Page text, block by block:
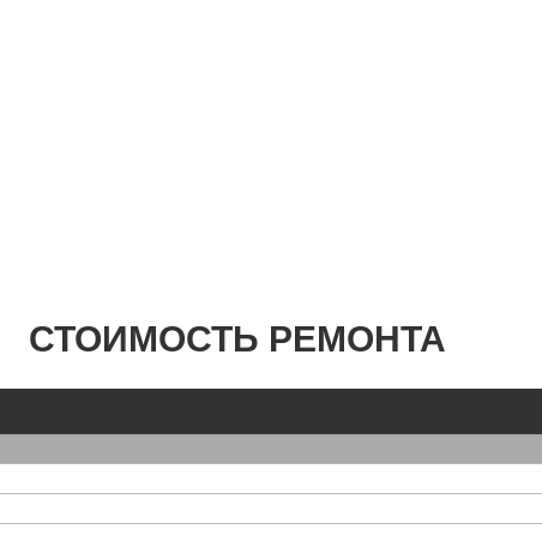
СТОИМОСТЬ РЕМОНТА